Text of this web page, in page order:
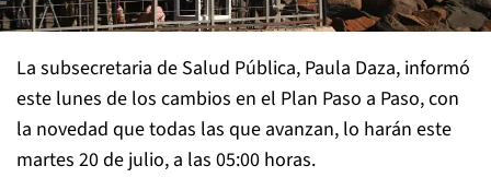
La subsecretaria de Salud Pública, Paula Daza, informó
este lunes de los cambios en el Plan Paso a Paso, con
la novedad que todas las que avanzan, lo harán este
martes 20 de julio, a las 05:00 horas.